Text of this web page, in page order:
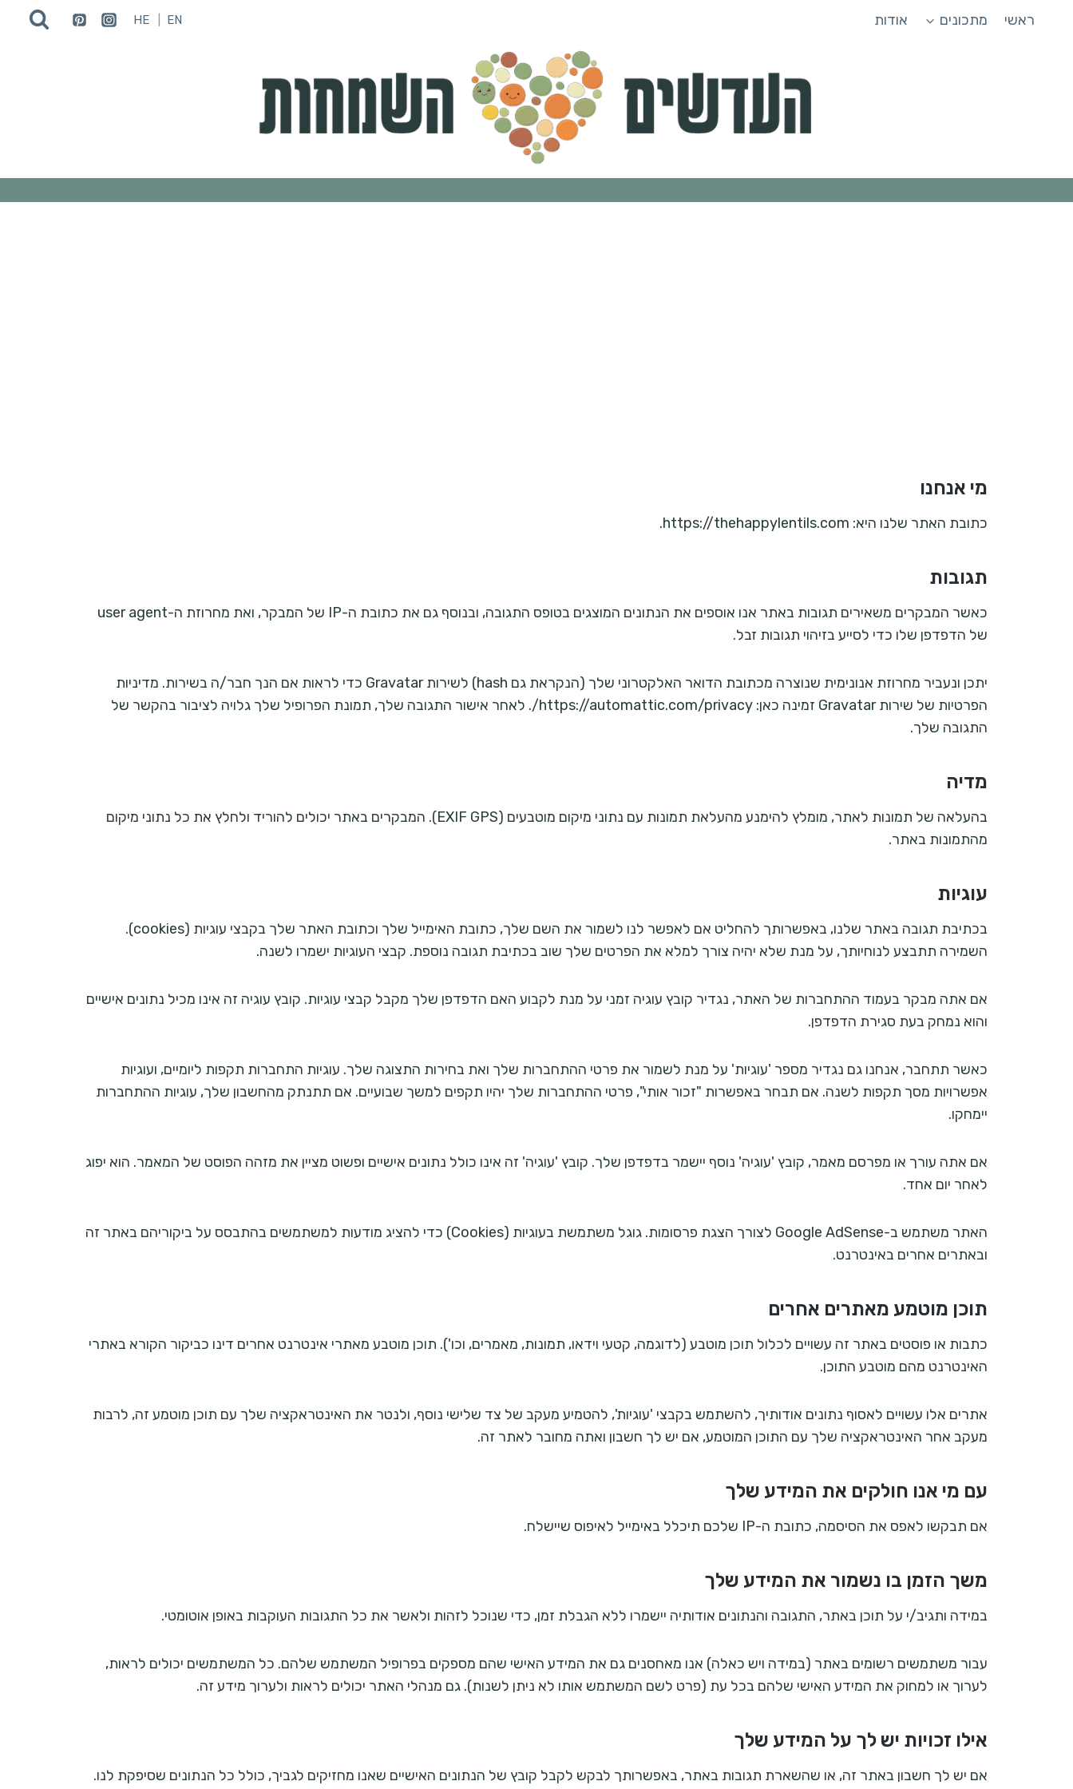
ראשי מתכונים אודות EN
HE
מי אנחנו
כתובת האתר שלנו היא: https://thehappylentils.com.
תגובות
כאשר המבקרים משאירים תגובות באתר אנו אוספים את הנתונים המוצגים בטופס התגובה, ובנוסף גם את כתובת ה-IP של המבקר, ואת מחרוזת ה-user agent
של הדפדפן שלו כדי לסייע בזיהוי תגובות זבל.
יתכן ונעביר מחרוזת אנונימית שנוצרה מכתובת הדואר האלקטרוני שלך (הנקראת גם hash) לשירות Gravatar כדי לראות אם הנך חבר/ה בשירות. מדיניות
הפרטיות של שירות Gravatar זמינה כאן: https://automattic.com/privacy/. לאחר אישור התגובה שלך, תמונת הפרופיל שלך גלויה לציבור בהקשר של
התגובה שלך.
מדיה
בהעלאה של תמונות לאתר, מומלץ להימנע מהעלאת תמונות עם נתוני מיקום מוטבעים (EXIF GPS). המבקרים באתר יכולים להוריד ולחלץ את כל נתוני מיקום
מהתמונות באתר.
עוגיות
בכתיבת תגובה באתר שלנו, באפשרותך להחליט אם לאפשר לנו לשמור את השם שלך, כתובת האימייל שלך וכתובת האתר שלך בקבצי עוגיות (cookies).
השמירה תתבצע לנוחיותך, על מנת שלא יהיה צורך למלא את הפרטים שלך שוב בכתיבת תגובה נוספת. קבצי העוגיות ישמרו לשנה.
אם אתה מבקר בעמוד ההתחברות של האתר, נגדיר קובץ עוגיה זמני על מנת לקבוע האם הדפדפן שלך מקבל קבצי עוגיות. קובץ עוגיה זה אינו מכיל נתונים אישיים
והוא נמחק בעת סגירת הדפדפן.
כאשר תתחבר, אנחנו גם נגדיר מספר 'עוגיות' על מנת לשמור את פרטי ההתחברות שלך ואת בחירות התצוגה שלך. עוגיות התחברות תקפות ליומיים, ועוגיות
אפשרויות מסך תקפות לשנה. אם תבחר באפשרות "זכור אותי", פרטי ההתחברות שלך יהיו תקפים למשך שבועיים. אם תתנתק מהחשבון שלך, עוגיות ההתחברות
יימחקו.
אם אתה עורך או מפרסם מאמר, קובץ 'עוגיה' נוסף יישמר בדפדפן שלך. קובץ 'עוגיה' זה אינו כולל נתונים אישיים ופשוט מציין את מזהה הפוסט של המאמר. הוא יפוג
לאחר יום אחד.
האתר משתמש ב-Google AdSense לצורך הצגת פרסומות. גוגל משתמשת בעוגיות (Cookies) כדי להציג מודעות למשתמשים בהתבסס על ביקוריהם באתר זה
ובאתרים אחרים באינטרנט.
תוכן מוטמע מאתרים אחרים
כתבות או פוסטים באתר זה עשויים לכלול תוכן מוטבע (לדוגמה, קטעי וידאו, תמונות, מאמרים, וכו'). תוכן מוטבע מאתרי אינטרנט אחרים דינו כביקור הקורא באתרי
האינטרנט מהם מוטבע התוכן.
אתרים אלו עשויים לאסוף נתונים אודותיך, להשתמש בקבצי 'עוגיות', להטמיע מעקב של צד שלישי נוסף, ולנטר את האינטראקציה שלך עם תוכן מוטמע זה, לרבות
מעקב אחר האינטראקציה שלך עם התוכן המוטמע, אם יש לך חשבון ואתה מחובר לאתר זה.
עם מי אנו חולקים את המידע שלך
אם תבקשו לאפס את הסיסמה, כתובת ה-IP שלכם תיכלל באימייל לאיפוס שיישלח.
משך הזמן בו נשמור את המידע שלך
במידה ותגיב/י על תוכן באתר, התגובה והנתונים אודותיה יישמרו ללא הגבלת זמן, כדי שנוכל לזהות ולאשר את כל התגובות העוקבות באופן אוטומטי.
עבור משתמשים רשומים באתר (במידה ויש כאלה) אנו מאחסנים גם את המידע האישי שהם מספקים בפרופיל המשתמש שלהם. כל המשתמשים יכולים לראות,
לערוך או למחוק את המידע האישי שלהם בכל עת (פרט לשם המשתמש אותו לא ניתן לשנות). גם מנהלי האתר יכולים לראות ולערוך מידע זה.
אילו זכויות יש לך על המידע שלך
אם יש לך חשבון באתר זה, או שהשארת תגובות באתר, באפשרותך לבקש לקבל קובץ של הנתונים האישיים שאנו מחזיקים לגביך, כולל כל הנתונים שסיפקת לנו.